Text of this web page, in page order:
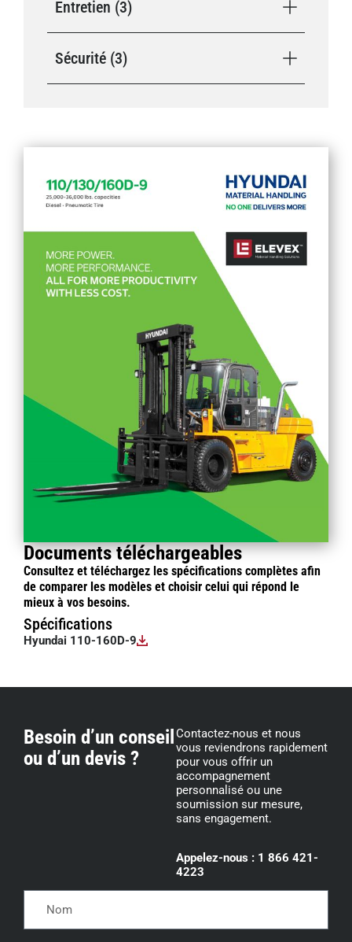
Entretien (3)
Sécurité (3)
Documents téléchargeables
Consultez et téléchargez les spécifications complètes afin
de comparer les modèles et choisir celui qui répond le
mieux à vos besoins.
Spécifications
Hyundai 110-160D-9
Besoin d’un conseil
ou d’un devis ?
Contactez-nous et nous
vous reviendrons rapidement
pour vous offrir un
accompagnement
personnalisé ou une
soumission sur mesure,
sans engagement.
Appelez-nous : 1 866 421-
4223